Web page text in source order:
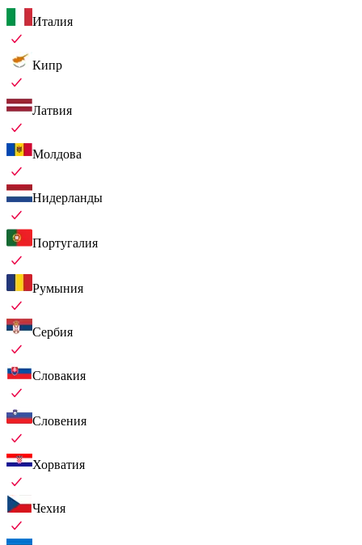
Италия
Кипр
Латвия
Молдова
Нидерланды
Португалия
Румыния
Сербия
Словакия
Словения
Хорватия
Чехия